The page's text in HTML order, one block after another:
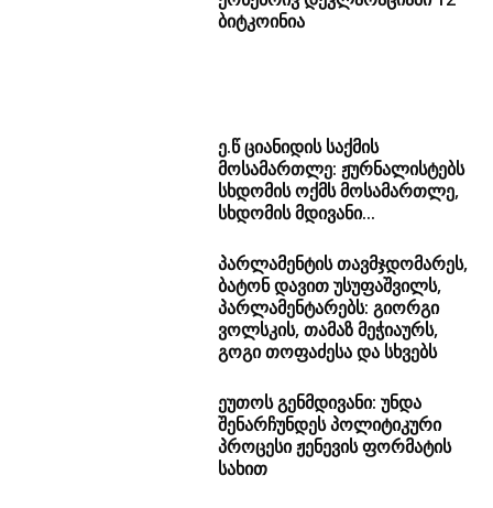
მოსამართლე: ჟურნალისტებს
სხდომის ოქმს მოსამართლე,
ბატონ დავით უსუფაშვილს,
პარლამენტარებს: გიორგი
ვოლსკის, თამაზ მეჭიაურს,
გოგი თოფაძესა და სხვებს
ეუთოს გენმდივანი: უნდა
შენარჩუნდეს პოლიტიკური
პროცესი ჟენევის ფორმატის
სახით
გიორგი გერმანიძე: თუ ახალი
მსოფლიო წესრიგის მომხრე
დასავლური ძალები მიზანს
მიაღწევენ, ეს იქნება სრული...